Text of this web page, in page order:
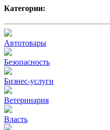
Категории:
Автотовары
Безопасность
Бизнес-услуги
Ветеринария
Власть